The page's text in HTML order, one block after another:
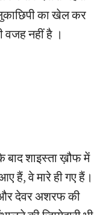
का खेल कर
नहीं है ।
शाइस्ता ख़ौफ में
हैं, वे मारे ही गए हैं।
और देवर अशरफ की